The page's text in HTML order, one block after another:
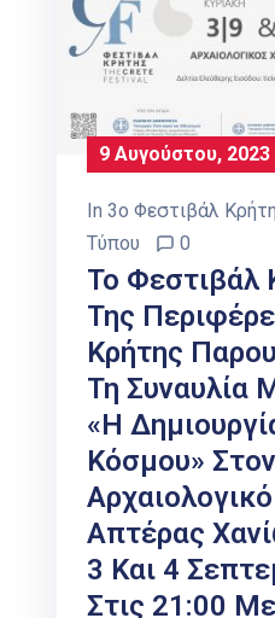
9 Αυγούστου, 2023
In 3ο Φεστιβάλ
Τύπου
0
Το Φεστιβάλ
Της
Κρήτης
Τη Συναυλία
«Η
Κόσμου» Στον
Απτέρας
3 Και 4
Στις 21:00 Με